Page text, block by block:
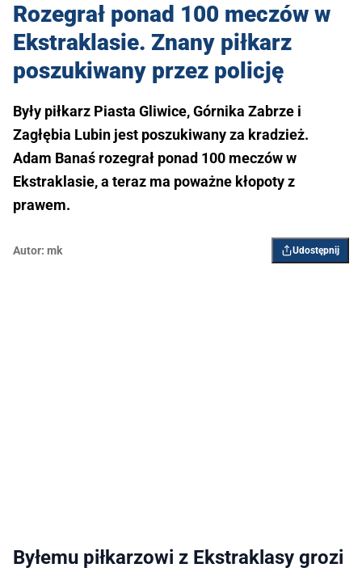
Rozegrał ponad 100 meczów w
Ekstraklasie. Znany piłkarz
poszukiwany przez policję
Były piłkarz Piasta Gliwice, Górnika Zabrze i
Zagłębia Lubin jest poszukiwany za kradzież.
Adam Banaś rozegrał ponad 100 meczów w
Ekstraklasie, a teraz ma poważne kłopoty z
prawem.
Autor: mk Udostępnij
Byłemu piłkarzowi z Ekstraklasy grozi